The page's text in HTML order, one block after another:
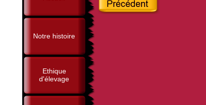
Notre histoire
Ethique
d'élevage